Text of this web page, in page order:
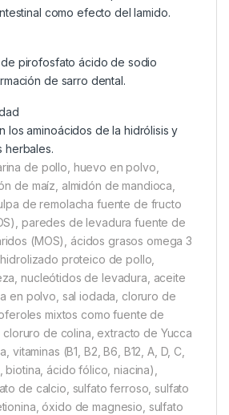
como efecto del lamido.
pirofosfato ácido de sodio
de sarro dental.
los aminoácidos de la hidrólisis y
herbales.
de pollo, huevo en polvo,
de maíz, almidón de mandioca,
de remolacha fuente de fructo
paredes de levadura fuente de
(MOS), ácidos grasos omega 3
proteico de pollo,
nucleótidos de levadura, aceite
en polvo, sal iodada, cloruro de
mixtos como fuente de
cloruro de colina, extracto de Yucca
vitaminas (B1, B2, B6, B12, A, D, C,
ácido fólico, niacina),
de calcio, sulfato ferroso, sulfato
óxido de magnesio, sulfato